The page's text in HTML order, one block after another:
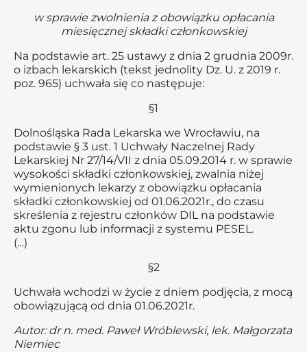
w sprawie zwolnienia z obowiązku opłacania
miesięcznej składki członkowskiej
Na podstawie art. 25 ustawy z dnia 2 grudnia 2009r.
o izbach lekarskich (tekst jednolity Dz. U. z 2019 r.
poz. 965) uchwała się co następuje:
§1
Dolnośląska Rada Lekarska we Wrocławiu, na
podstawie § 3 ust. 1 Uchwały Naczelnej Rady
Lekarskiej Nr 27/14/VII z dnia 05.09.2014 r. w sprawie
wysokości składki członkowskiej, zwalnia niżej
wymienionych lekarzy z obowiązku opłacania
składki członkowskiej od 01.06.2021r., do czasu
skreślenia z rejestru członków DIL na podstawie
aktu zgonu lub informacji z systemu PESEL.
(…)
§2
Uchwała wchodzi w życie z dniem podjęcia, z mocą
obowiązującą od dnia 01.06.2021r.
Autor: dr n. med. Paweł Wróblewski, lek. Małgorzata
Niemiec